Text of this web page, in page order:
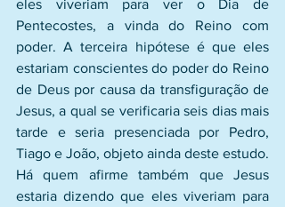
eles viveriam para ver o Dia de
Pentecostes, a vinda do Reino com
poder. A terceira hipótese é que eles
estariam conscientes do poder do Reino
de Deus por causa da transfiguração de
Jesus, a qual se verificaria seis dias mais
tarde e seria presenciada por Pedro,
Tiago e João, objeto ainda deste estudo.
Há quem afirme também que Jesus
estaria dizendo que eles viveriam para